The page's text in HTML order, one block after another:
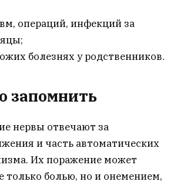
операций, инфекций за
болезнях у родственников.
запомнить
нервы отвечают за
и часть автоматических
Их поражение может
только болью, но и онемением,